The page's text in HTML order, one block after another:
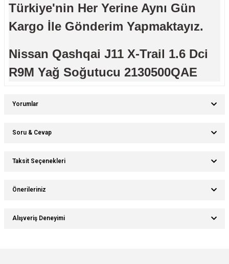
Türkiye'nin Her Yerine Aynı Gün
Kargo İle Gönderim Yapmaktayız.
Nissan Qashqai J11 X-Trail 1.6 Dci
R9M Yağ Soğutucu 2130500QAE
Yorumlar
Soru & Cevap
Taksit Seçenekleri
Önerileriniz
Bu ürünün fiyat bilgisi, resim, ürün açıklamalarında ve diğer konularda
yetersiz gördüğünüz noktaları öneri formunu kullanarak tarafımıza
Alışveriş Deneyimi